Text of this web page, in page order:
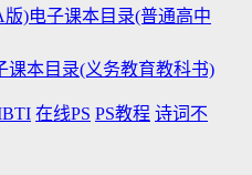
)电子课本目录(普通高中
课本目录(义务教育教科书)
在线PS PS教程 诗词不